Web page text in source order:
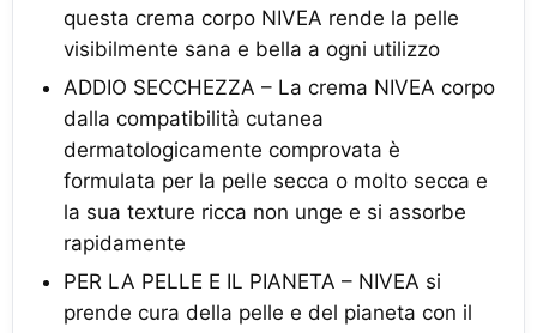
questa crema corpo NIVEA rende la pelle
visibilmente sana e bella a ogni utilizzo
ADDIO SECCHEZZA – La crema NIVEA corpo
dalla compatibilità cutanea
dermatologicamente comprovata è
formulata per la pelle secca o molto secca e
la sua texture ricca non unge e si assorbe
rapidamente
PER LA PELLE E IL PIANETA – NIVEA si
prende cura della pelle e del pianeta con il